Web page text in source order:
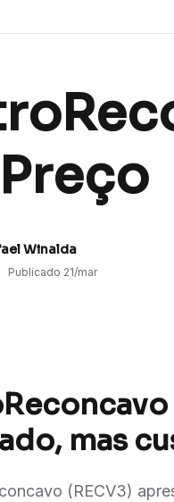
Winalda
Publicado 21/mar
mas
(RECV3)